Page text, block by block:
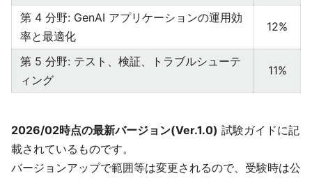
第 4 分野: GenAI アプリケーションの運用効
率と最適化
12%
第 5 分野: テスト、検証、トラブルシューテ
ィング
11%
2026/02時点の最新バージョン(Ver.1.0) 試験ガイドに記
載されているものです。
バージョンアップで範囲等は変更されるので、受験時は公